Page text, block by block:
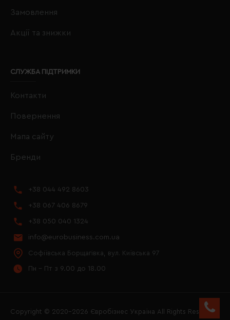
Замовлення
Акції та знижки
СЛУЖБА ПІДТРИМКИ
Контакти
Повернення
Мапа сайту
Бренди
+38 044 492 8603
+38 067 406 8679
+38 050 040 1324
info@eurobusiness.com.ua
Софіївська Борщагівка, вул. Київська 97
Пн - Пт з 9.00 до 18.00
Copyright © 2020–2026 Євробізнес Україна All Rights Reserved